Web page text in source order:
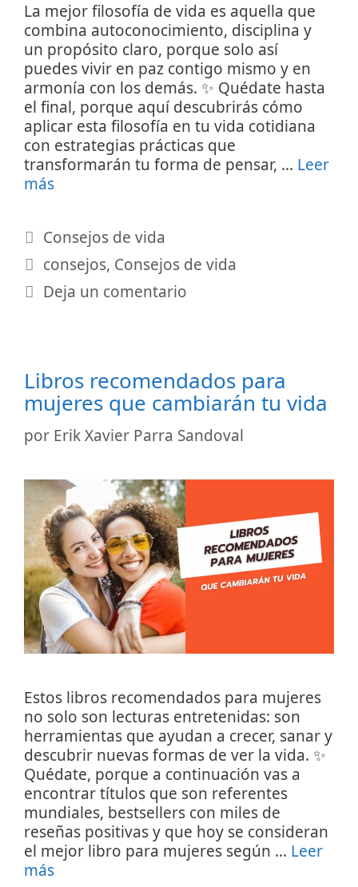
La mejor filosofía de vida es aquella que
combina autoconocimiento, disciplina y
un propósito claro, porque solo así
puedes vivir en paz contigo mismo y en
armonía con los demás. ✨ Quédate hasta
el final, porque aquí descubrirás cómo
aplicar esta filosofía en tu vida cotidiana
con estrategias prácticas que
transformarán tu forma de pensar, … Leer
más
Categorías
Consejos de vida
Etiquetas
consejos, Consejos de vida
Deja un comentario
Libros recomendados para
mujeres que cambiarán tu vida
por Erik Xavier Parra Sandoval
Estos libros recomendados para mujeres
no solo son lecturas entretenidas: son
herramientas que ayudan a crecer, sanar y
descubrir nuevas formas de ver la vida. ✨
Quédate, porque a continuación vas a
encontrar títulos que son referentes
mundiales, bestsellers con miles de
reseñas positivas y que hoy se consideran
el mejor libro para mujeres según … Leer
más